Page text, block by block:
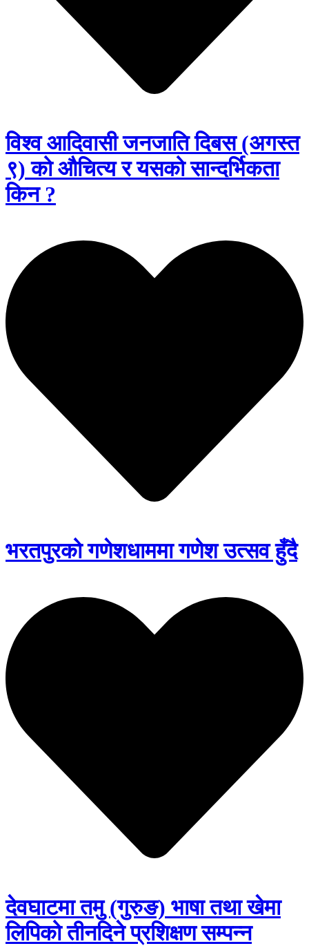
विश्व आदिवासी जनजाति दिबस (अगस्त
९) को औचित्य र यसको सान्दर्भिकता
किन ?
भरतपुरको गणेशधाममा गणेश उत्सव हुँदै
देवघाटमा तमु (गुरुङ) भाषा तथा खेमा
लिपिको तीनदिने प्रशिक्षण सम्पन्न